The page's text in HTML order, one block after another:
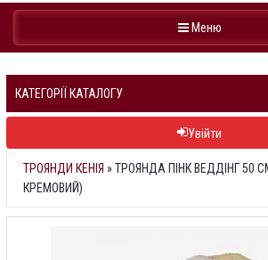
Навігація
Меню
КАТЕГОРІЇ КАТАЛОГУ
Увійти
ТРОЯНДИ КЕНІЯ »ТРОЯНДА ПІНК ВЕДДІНГ 50
КРЕМОВИЙ)